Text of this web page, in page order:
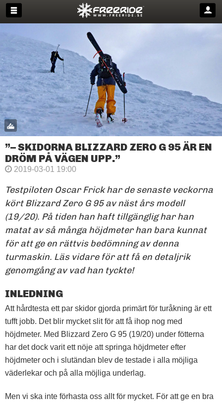
”– SKIDORNA BLIZZARD ZERO G 95 ÄR EN
DRÖM PÅ VÄGEN UPP.”
2019-03-01 19:00
Testpiloten Oscar Frick har de senaste veckorna
kört Blizzard Zero G 95 av näst års modell
(19/20). På tiden han haft tillgänglig har han
matat av så många höjdmeter han bara kunnat
för att ge en rättvis bedömning av denna
turmaskin. Läs vidare för att få en detaljrik
genomgång av vad han tyckte!
INLEDNING
Att hårdtesta ett par skidor gjorda primärt för turåkning är ett
tufft jobb. Det blir mycket slit för att få ihop nog med
höjdmeter. Med Blizzard Zero G 95 (19/20) under fötterna
har det dock varit ett nöje att springa höjdmeter efter
höjdmeter och i slutändan blev de testade i alla möjliga
väderlekar och på alla möjliga underlag.
Men vi ska inte förhasta oss allt för mycket. För att ge en bra